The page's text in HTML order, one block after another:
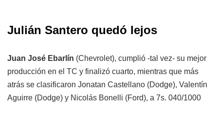
Julián Santero quedó lejos
Juan José Ebarlín (Chevrolet), cumplió -tal vez- su mejor
producción en el TC y finalizó cuarto, mientras que más
atrás se clasificaron Jonatan Castellano (Dodge), Valentín
Aguirre (Dodge) y Nicolás Bonelli (Ford), a 7s. 040/1000